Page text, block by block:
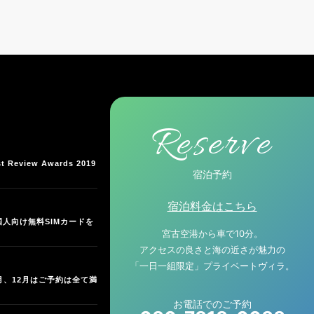
Review Awards 2019
向け無料SIMカードを
12月はご予約は全て満
Reserve
宿泊予約
宿泊料金はこちら
宮古空港から車で10分。
アクセスの良さと海の近さが魅力の
「一日一組限定」プライベートヴィラ。
お電話でのご予約